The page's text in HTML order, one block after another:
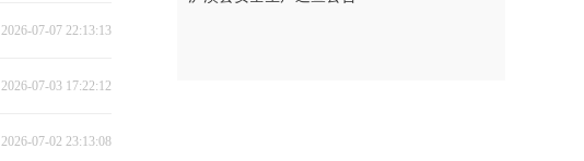
2026-07-07 22:13:13
2026-07-03 17:22:12
2026-07-02 23:13:08